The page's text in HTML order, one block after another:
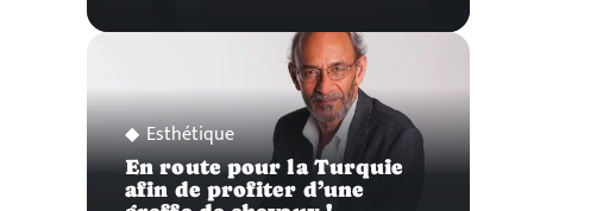
Esthétique
En route pour la Turquie
afin de profiter d’une